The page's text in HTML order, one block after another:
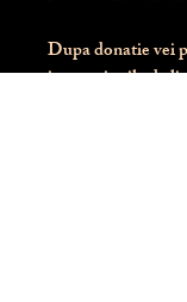
Dupa donatie vei
instructiunile de